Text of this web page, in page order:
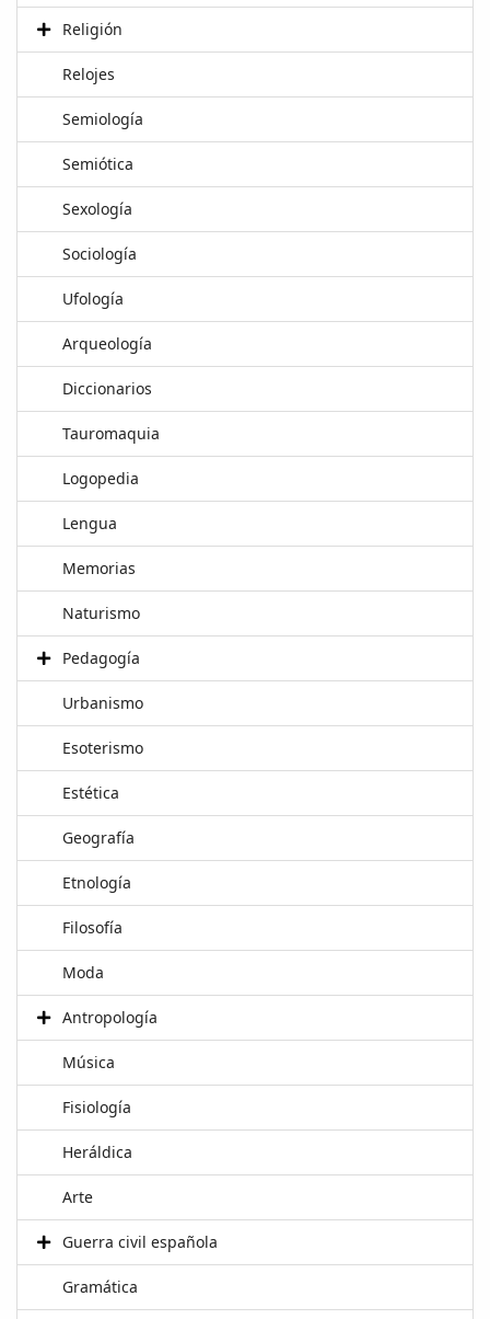
Religión
Relojes
Semiología
Semiótica
Sexología
Sociología
Ufología
Arqueología
Diccionarios
Tauromaquia
Logopedia
Lengua
Memorias
Naturismo
Pedagogía
Urbanismo
Esoterismo
Estética
Geografía
Etnología
Filosofía
Moda
Antropología
Música
Fisiología
Heráldica
Arte
Guerra civil española
Gramática